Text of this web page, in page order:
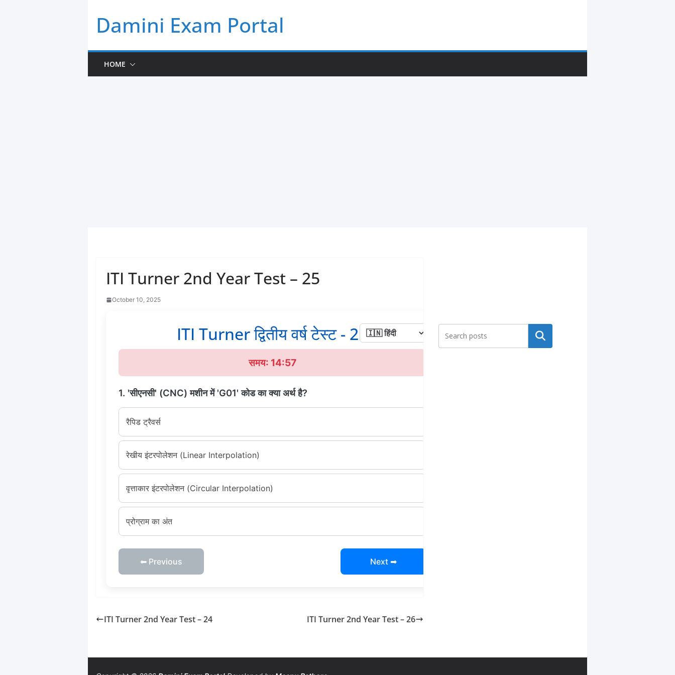
content
Damini Exam Portal
HOME
ITI Turner 2nd Year Test – 25
October 10, 2025
ITI Turner द्वितीय वर्ष टेस्ट - 25
समय: 14:56
1. 'सीएनसी' (CNC) मशीन में 'G01' कोड का क्या अर्थ है?
रैपिड ट्रैवर्स
रेखीय इंटरपोलेशन (Linear Interpolation)
वृत्ताकार इंटरपोलेशन (Circular Interpolation)
प्रोग्राम का अंत
⬅ Previous Next ➡
ITI Turner 2nd Year Test – 24 ITI Turner 2nd Year Test – 26
Search